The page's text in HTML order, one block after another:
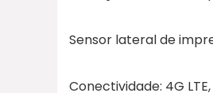
Sensor lateral de
Conectividade: 4G